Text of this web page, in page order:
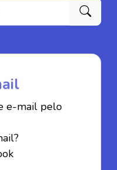
e-mail pelo